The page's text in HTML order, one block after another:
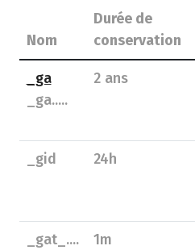
Nom
Durée de
conservation
_ga
_ga.....
2 ans
_gid 24h
_gat_.... 1m